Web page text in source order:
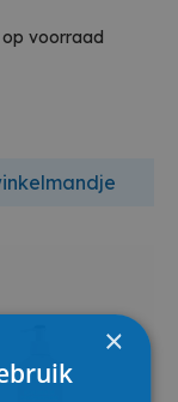
op voorraad
×